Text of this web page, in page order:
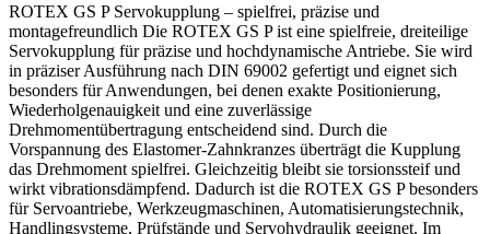
ROTEX GS P Servokupplung – spielfrei, präzise und
montagefreundlich Die ROTEX GS P ist eine spielfreie, dreiteilige
Servokupplung für präzise und hochdynamische Antriebe. Sie wird
in präziser Ausführung nach DIN 69002 gefertigt und eignet sich
besonders für Anwendungen, bei denen exakte Positionierung,
Wiederholgenauigkeit und eine zuverlässige
Drehmomentübertragung entscheidend sind. Durch die
Vorspannung des Elastomer-Zahnkranzes überträgt die Kupplung
das Drehmoment spielfrei. Gleichzeitig bleibt sie torsionssteif und
wirkt vibrationsdämpfend. Dadurch ist die ROTEX GS P besonders
für Servoantriebe, Werkzeugmaschinen, Automatisierungstechnik,
Handlingsysteme, Prüfstände und Servohydraulik geeignet. Im